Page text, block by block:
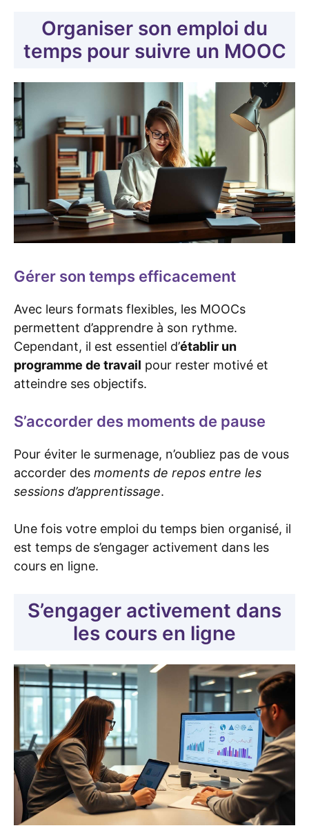
Organiser son emploi du
temps pour suivre un MOOC
Gérer son temps efficacement
Avec leurs formats flexibles, les MOOCs
permettent d’apprendre à son rythme.
Cependant, il est essentiel d’établir un
programme de travail pour rester motivé et
atteindre ses objectifs.
S’accorder des moments de pause
Pour éviter le surmenage, n’oubliez pas de vous
accorder des moments de repos entre les
sessions d’apprentissage.
Une fois votre emploi du temps bien organisé, il
est temps de s’engager activement dans les
cours en ligne.
S’engager activement dans
les cours en ligne